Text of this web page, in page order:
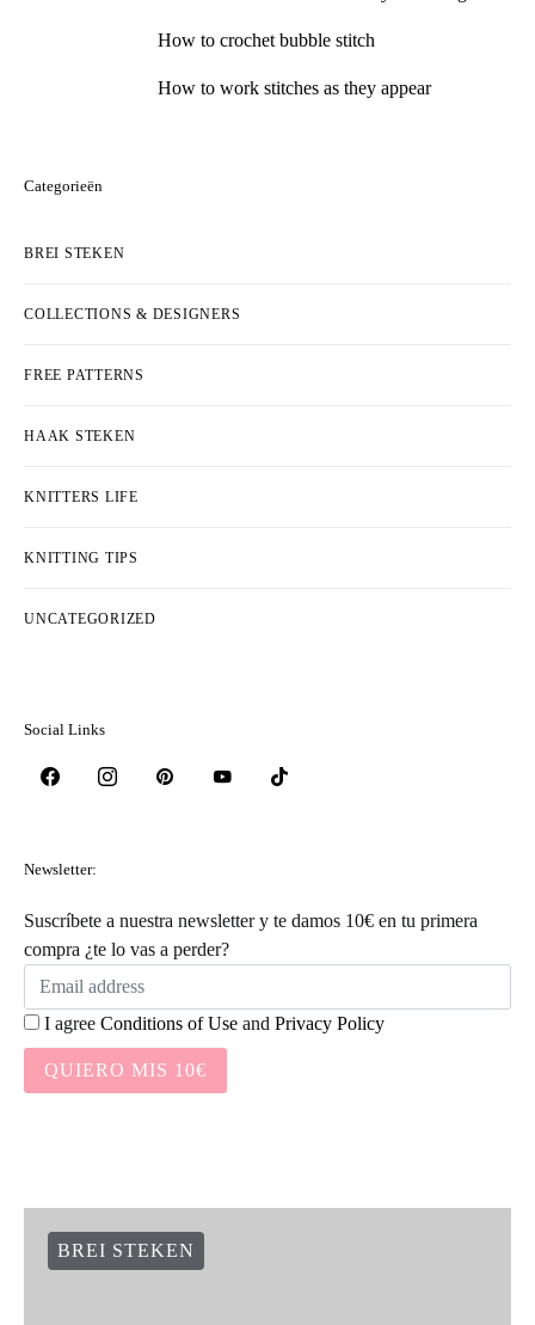
How to crochet bubble stitch
How to work stitches as they appear
Categorieën
BREI STEKEN
COLLECTIONS & DESIGNERS
FREE PATTERNS
HAAK STEKEN
KNITTERS LIFE
KNITTING TIPS
UNCATEGORIZED
Social Links
Newsletter:
Suscríbete a nuestra newsletter y te damos 10€ en tu primera
compra ¿te lo vas a perder?
I agree Conditions of Use and Privacy Policy
QUIERO MIS 10€
BREI STEKEN